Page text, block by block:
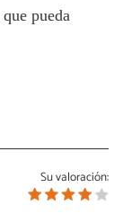
pueda
Su valoración: